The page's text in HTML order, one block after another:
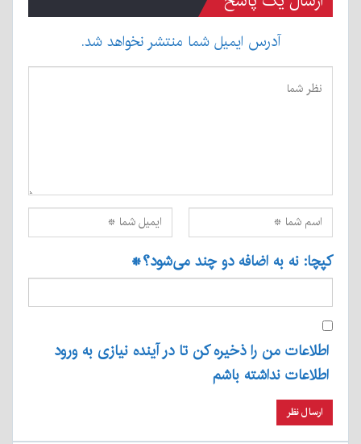
آدرس ایمیل شما منتشر نخواهد شد.
کپچا: نه به اضافه دو چند می‌شود؟*
اطلاعات من را ذخیره کن تا در آینده نیازی به ورود
اطلاعات نداشته باشم